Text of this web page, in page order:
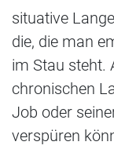
situative
die, die man
im Stau steht.
chronischen
Job oder
verspüren